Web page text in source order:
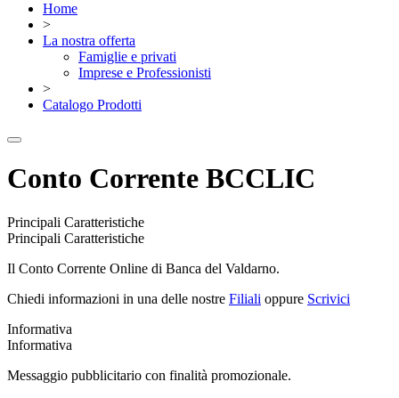
Home
>
La nostra offerta
Famiglie e privati
Imprese e Professionisti
>
Catalogo Prodotti
Conto Corrente BCCLIC
Principali Caratteristiche
Principali Caratteristiche
Il Conto Corrente Online di Banca del Valdarno.
Chiedi informazioni in una delle nostre Filiali oppure Scrivici
Informativa
Informativa
Messaggio pubblicitario con finalità promozionale.